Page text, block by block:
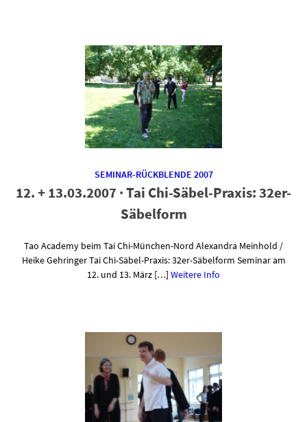
SEMINAR-RÜCKBLENDE 2007
12. + 13.03.2007 · Tai Chi-Säbel-Praxis: 32er-
Säbelform
Tao Academy beim Tai Chi-München-Nord Alexandra Meinhold /
Heike Gehringer Tai Chi-Säbel-Praxis: 32er-Säbelform Seminar am
12. und 13. März […] Weitere Info